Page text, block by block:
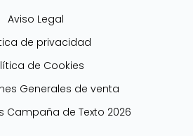
Aviso Legal
de privacidad
de Cookies
Generales de venta
Campaña de Texto 2026